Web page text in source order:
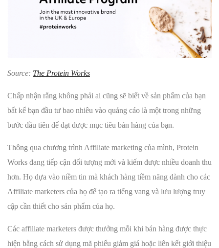
Source: The Protein Works
Chấp nhận rằng không phải ai cũng sẽ biết về sản phẩm của bạn
bất kể bạn đầu tư bao nhiêu vào quảng cáo là một trong những
bước đầu tiên để đạt được mục tiêu bán hàng của bạn.
Thông qua chương trình Affiliate marketing của mình, Protein
Works đang tiếp cận đối tượng mới và kiếm được nhiều doanh thu
hơn. Họ dựa vào niềm tin mà khách hàng tiềm năng dành cho các
Affiliate marketers của họ để tạo ra tiếng vang và lưu lượng truy
cập cần thiết cho sản phẩm của họ.
Các affiliate marketers được thưởng mỗi khi bán hàng được thực
hiện bằng cách sử dụng mã phiếu giảm giá hoặc liên kết giới thiệu